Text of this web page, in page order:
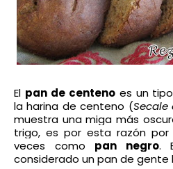
El pan de centenoes un
la harina de centeno (Secale
muestra una miga más
trigo, es por esta razón
veces como pan negro.
considerado un pan de gente